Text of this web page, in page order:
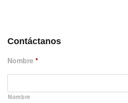
Contáctanos
Nombre *
Nombre